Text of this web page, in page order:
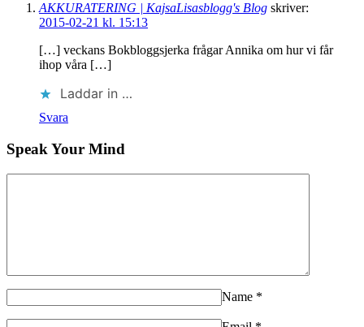
AKKURATERING | KajsaLisasblogg's Blog skriver:
2015-02-21 kl. 15:13
[…] veckans Bokbloggsjerka frågar Annika om hur vi får
ihop våra […]
Laddar in …
Svara
Speak Your Mind
Name *